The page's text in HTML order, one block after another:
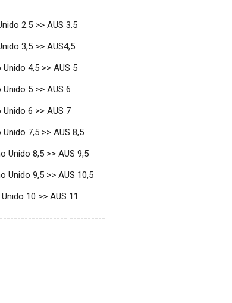
2.5 >> AUS 3.5
3,5 >> AUS4,5
Unido 4,5 >> AUS 5
Unido 5 >> AUS 6
Unido 6 >> AUS 7
Unido 7,5 >> AUS 8,5
Unido 8,5 >> AUS 9,5
Unido 9,5 >> AUS 10,5
10 >> AUS 11
----------